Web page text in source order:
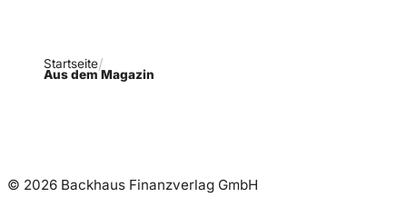
Startseite
Aus dem Magazin
© 2026 Backhaus Finanzverlag GmbH